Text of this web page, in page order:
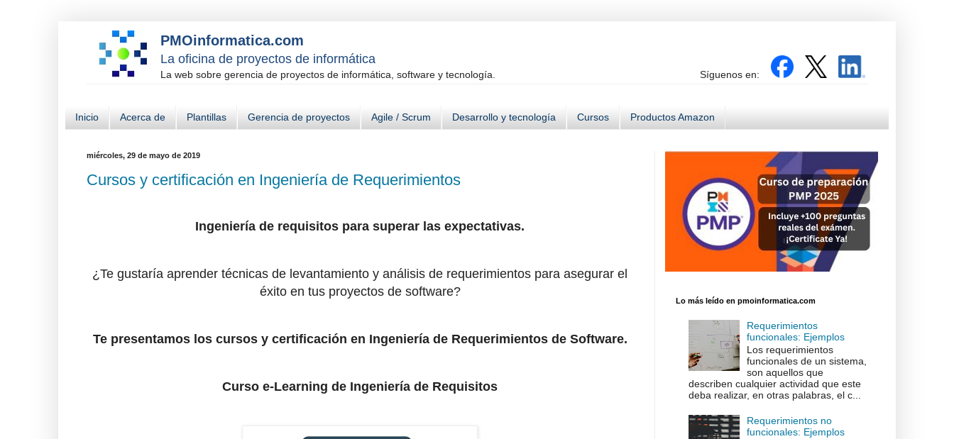
PMOinformatica.com
La oficina de proyectos de informática
La web sobre gerencia de proyectos de informática, software y tecnología. Síguenos en:
Inicio Acerca de Plantillas Gerencia de proyectos Agile / Scrum Desarrollo y tecnología Cursos Productos Amazon
miércoles, 29 de mayo de 2019
Cursos y certificación en Ingeniería de Requerimientos
Ingeniería de requisitos para superar las expectativas.
¿Te gustaría aprender técnicas de levantamiento y análisis de requerimientos para asegurar el
éxito en tus proyectos de software?
Te presentamos los cursos y certificación en Ingeniería de Requerimientos de Software.
Curso e-Learning de Ingeniería de Requisitos
Lo más leído en pmoinformatica.com
Requerimientos
funcionales: Ejemplos
Los requerimientos
funcionales de un sistema,
son aquellos que
describen cualquier actividad que este
deba realizar, en otras palabras, el c...
Requerimientos no
funcionales: Ejemplos